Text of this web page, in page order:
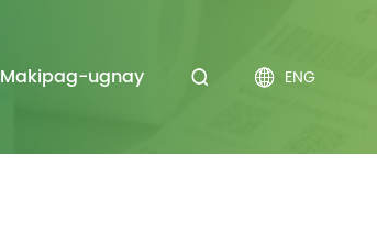
Makipag-ugnay   ENG